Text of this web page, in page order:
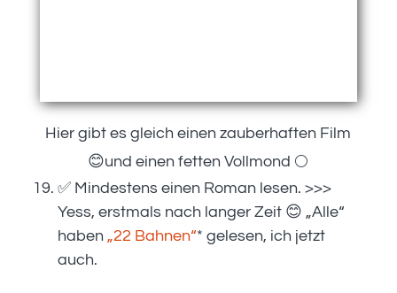
Hier gibt es gleich einen zauberhaften Film
😊und einen fetten Vollmond 🌕
✅ Mindestens einen Roman lesen. >>>
Yess, erstmals nach langer Zeit 😊 „Alle“
haben „22 Bahnen“* gelesen, ich jetzt
auch.